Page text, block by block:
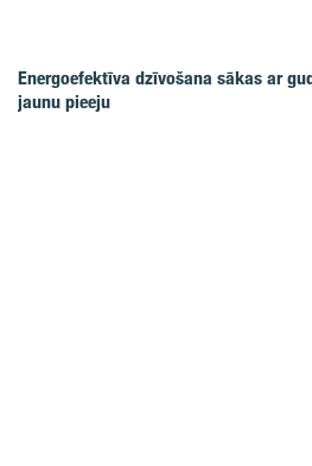
Energoefektīva dzīvošana sākas ar
jaunu pieeju